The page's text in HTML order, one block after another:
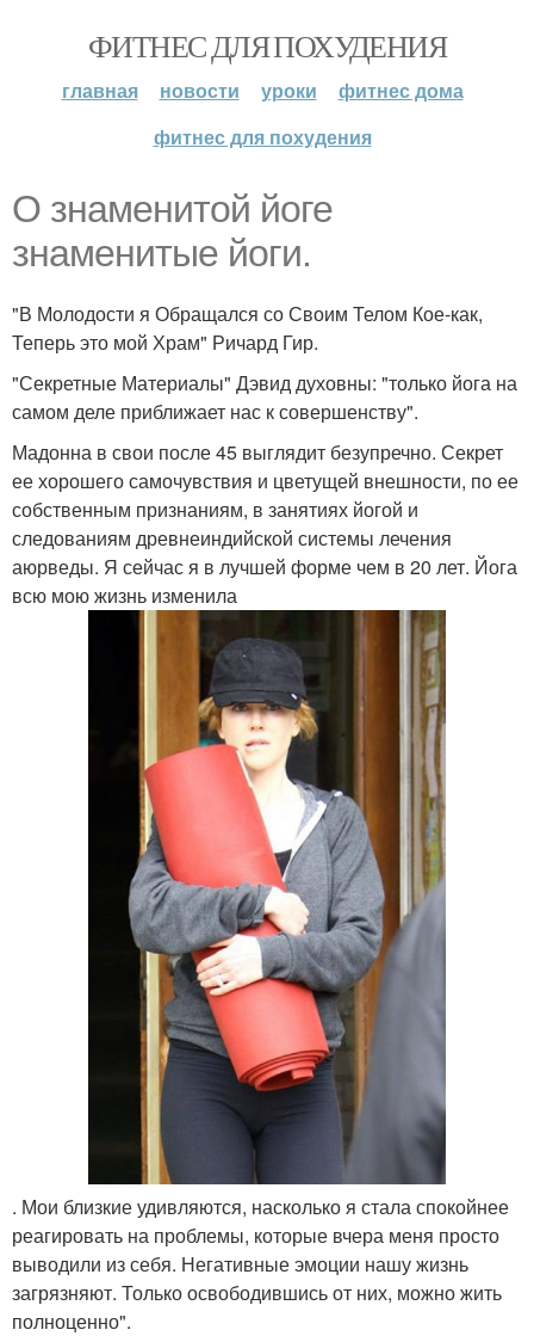
ФИТНЕС ДЛЯ ПОХУДЕНИЯ
главная новости уроки
фитнес дома
фитнес для похудения
О знаменитой йоге
знаменитые йоги.
"В Молодости я Обращался со Своим Телом Кое-как,
Теперь это мой Храм" Ричард Гир.
"Секретные Материалы" Дэвид духовны: "только йога на
самом деле приближает нас к совершенству".
Мадонна в свои после 45 выглядит безупречно. Секрет
ее хорошего самочувствия и цветущей внешности, по ее
собственным признаниям, в занятиях йогой и
следованиям древнеиндийской системы лечения
аюрведы. Я сейчас я в лучшей форме чем в 20 лет. Йога
всю мою жизнь изменила
. Мои близкие удивляются, насколько я стала спокойнее
реагировать на проблемы, которые вчера меня просто
выводили из себя. Негативные эмоции нашу жизнь
загрязняют. Только освободившись от них, можно жить
полноценно".